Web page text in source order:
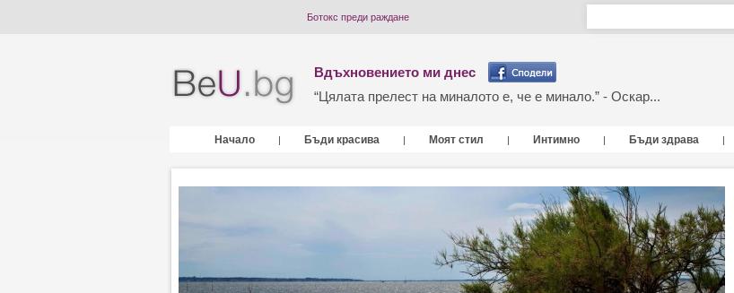
Ботокс преди раждане
Вдъхновението ми днес
“Цялата прелест на миналото е, че е минало.” - Оскар...
Начало | Бъди красива | Моят стил | Интимно | Бъди здрава |